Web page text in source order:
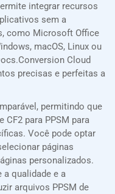
integrar recursos
sem a
como Microsoft Office
macOS, Linux ou
Cloud
precisas e perfeitas a
permitindo que
para PPSM para
Você pode optar
páginas
personalizados.
qualidade e a
arquivos PPSM de